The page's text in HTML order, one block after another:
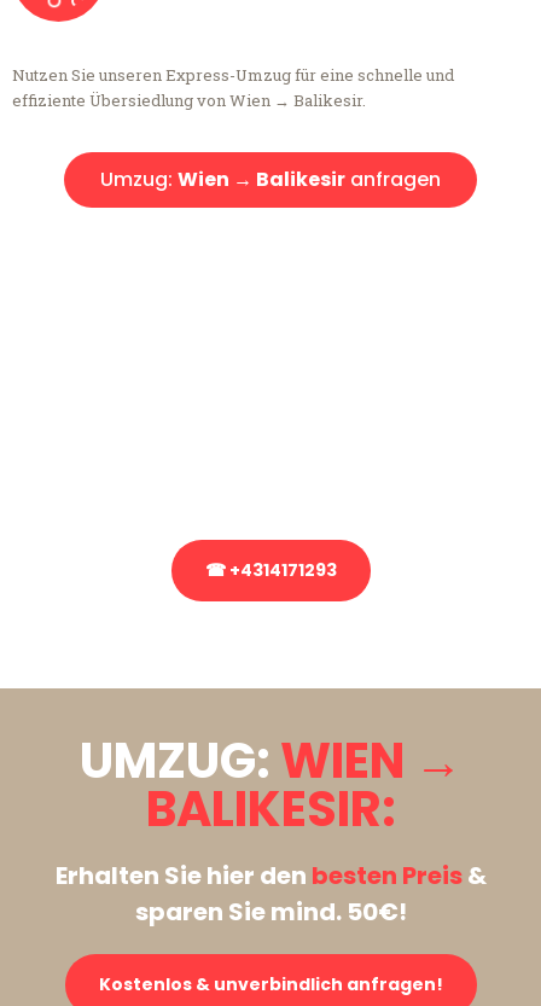
Nutzen Sie unseren Express-Umzug für eine schnelle und
effiziente Übersiedlung von Wien → Balikesir.
Umzug: Wien → Balikesir anfragen
☎ +4314171293
UMZUG:WIEN →
BALIKESIR:
Erhalten Sie hier den besten Preis&
sparen Sie mind. 50€!
Kostenlos & unverbindlich anfragen!